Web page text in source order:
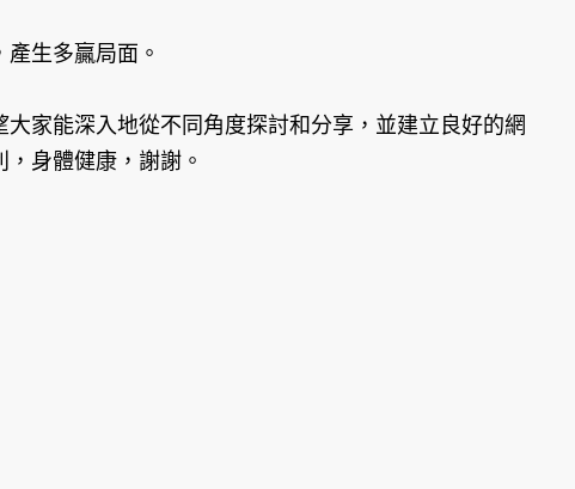
生多贏局面。
家能深入地從不同角度探討和分享，並建立良好的網
身體健康，謝謝。